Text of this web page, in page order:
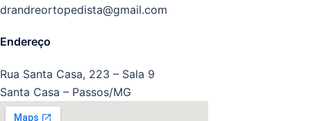
drandreortopedista@gmail.com
Endereço
Rua Santa Casa, 223 – Sala 9
Santa Casa – Passos/MG